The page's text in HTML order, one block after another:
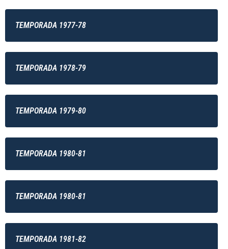
TEMPORADA 1977-78
TEMPORADA 1978-79
TEMPORADA 1979-80
TEMPORADA 1980-81
TEMPORADA 1980-81
TEMPORADA 1981-82